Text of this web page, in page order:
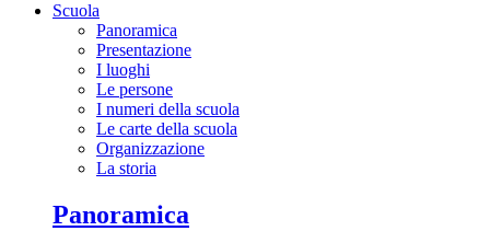
Scuola
Panoramica
Presentazione
I luoghi
Le persone
I numeri della scuola
Le carte della scuola
Organizzazione
La storia
Panoramica